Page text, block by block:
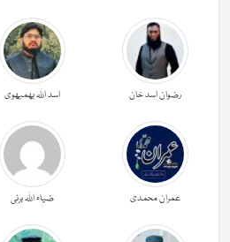
رضوان اسد خان اسد اللہ بھمبھوی
عمران محمدی ضیاء اللہ برنی